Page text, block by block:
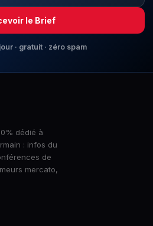
le Brief
· gratuit · zéro spam
dédié à
: infos du
de
mercato,